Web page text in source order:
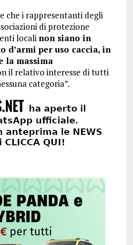
che i rappresentanti degli
di protezione
locali non siano in
d’armi per uso caccia, in
la massima
il relativo interesse di tutti
categoria”.